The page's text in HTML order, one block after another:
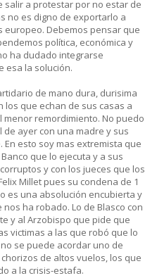
salir a protestar por no estar de
no es digno de exportarlo a
europeo. Debemos pensar que
política, económica y
ha dudado integrarse
esa la solución.
de mano dura, durisima
los que echan de sus casas a
remordimiento. No puedo
ayer con una madre y sus
esto soy mas extremista que
que lo ejecuta y a sus
y con los jueces que los
Millet pues su condena de 1
es una absolución encubierta y
ha robado. Lo de Blasco con
y al Arzobispo que pide que
victimas a las que robó que lo
se puede acordar uno de
de altos vuelos, los que
a la crisis-estafa.